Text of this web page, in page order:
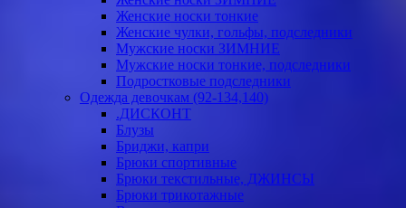
Женские носки тонкие
Женские чулки, гольфы, подследники
Мужские носки ЗИМНИЕ
Мужские носки тонкие, подследники
Подростковые подследники
Одежда девочкам (92-134,140)
.ДИСКОНТ
Блузы
Бриджи, капри
Брюки спортивные
Брюки текстильные, ДЖИНСЫ
Брюки трикотажные